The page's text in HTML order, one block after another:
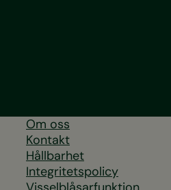
Om oss
Kontakt
Hållbarhet
Integritetspolicy